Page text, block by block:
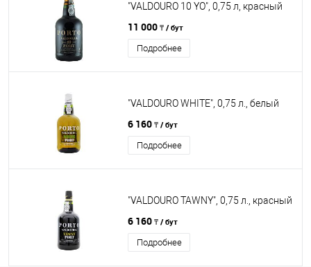
"VALDOURO 10 YO", 0,75 л, красный
11 000 ₸ / бут
Подробнее
"VALDOURO WHITE", 0,75 л., белый
6 160 ₸ / бут
Подробнее
"VALDOURO TAWNY", 0,75 л., красный
6 160 ₸ / бут
Подробнее